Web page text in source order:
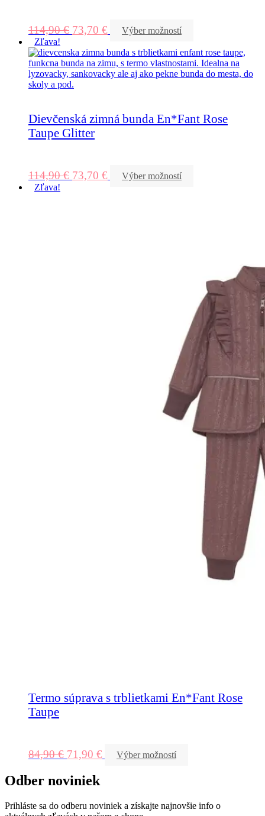
114,90€ 73,70 €
Výber možností
Zľava!
Dievčenská zimná bunda En*Fant Rose
Taupe Glitter
114,90€ 73,70 €
Výber možností
Zľava!
Termo súprava s trblietkami En*Fant Rose
Taupe
84,90€ 71,90 € Výber možností
Odber noviniek
Prihláste sa do odberu noviniek a získajte najnovšie info o